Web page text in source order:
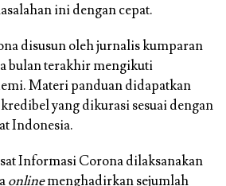
ini dengan cepat.
disusun oleh jurnalis kumparan
bulan terakhir mengikuti
Materi panduan didapatkan
yang dikurasi sesuai dengan
Indonesia.
Informasi Corona dilaksanakan
onlinemenghadirkan sejumlah